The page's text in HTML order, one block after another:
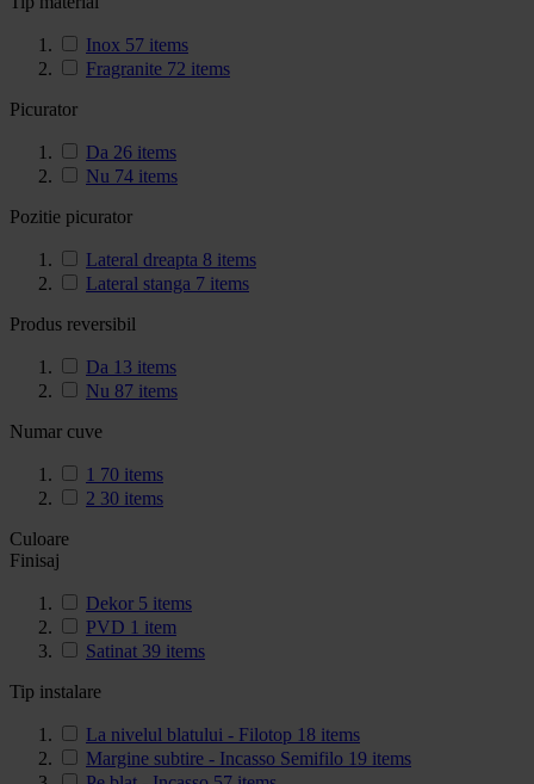
Inox 57 items
Fragranite 72 items
Picurator
Da 26 items
Nu 74 items
Pozitie picurator
Lateral dreapta 8 items
Lateral stanga 7 items
Produs reversibil
Da 13 items
Nu 87 items
Numar cuve
1 70 items
2 30 items
Culoare
Finisaj
Dekor 5 items
PVD 1 item
Satinat 39 items
Tip instalare
La nivelul blatului - Filotop 18 items
Margine subtire - Incasso Semifilo 19 items